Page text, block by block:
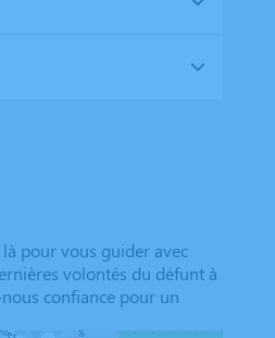
pour vous guider avec
volontés du défunt à
confiance pour un